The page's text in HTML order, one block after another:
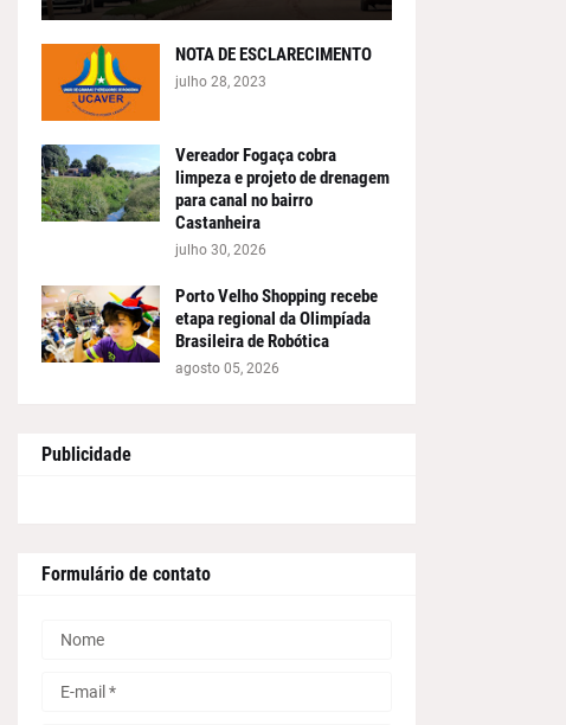
NOTA DE ESCLARECIMENTO
julho 28, 2023
Vereador Fogaça cobra
limpeza e projeto de drenagem
para canal no bairro
Castanheira
julho 30, 2026
Porto Velho Shopping recebe
etapa regional da Olimpíada
Brasileira de Robótica
agosto 05, 2026
Publicidade
Formulário de contato